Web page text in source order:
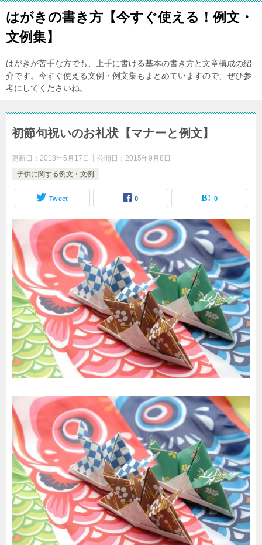
はがきの書き方【今すぐ使える！例文・
文例集】
はがきが苦手な方でも、上手に書ける基本の書き方と文章構成の紹
介です。今すぐ使える文例・例文集もまとめていますので、ぜひ参
考にしてくださいね。
初節句祝いのお礼状【マナーと例文】
更新日： 2018年5月17日 公開日： 2015年9月8日
子供に関する例文・文例
Tweet 0 0